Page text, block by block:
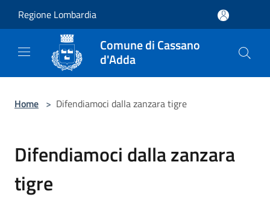
Regione Lombardia
Comune di Cassano
d'Adda
Home > Difendiamoci dalla zanzara tigre
Difendiamoci dalla zanzara
tigre